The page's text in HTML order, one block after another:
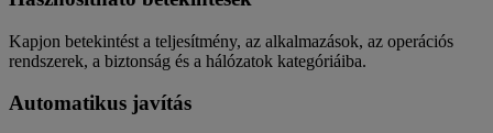
Kapjon betekintést a teljesítmény, az alkalmazások, az operációs
rendszerek, a biztonság és a hálózatok kategóriáiba.
Automatikus javítás